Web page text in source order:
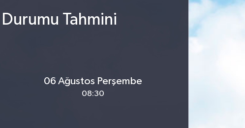
Tahmini
06 Ağustos Perşembe
08:30